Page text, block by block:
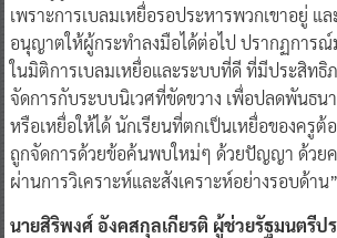
เพราะการเบลมเหยื่อรอประหารพวกเขาอยู่ แ
อนุญาตให้ผู้กระทำลงมือได้ต่อไป ปรากฏการณ์
ในมิติการเบลมเหยื่อและระบบที่ดี ที่มีประสิทธิ
จัดการกับระบบนิเวศที่ขัดขวาง เพื่อปลดพันธน
หรือเหยื่อให้ได้ นักเรียนที่ตกเป็นเหยื่อของครู
ถูกจัดการด้วยข้อค้นพบใหม่ๆ ด้วยปัญญา ด้ว
ผ่านการวิเคราะห์และสังเคราะห์อย่างรอบด้าน
นายสิริพงศ์ อังคสกุลเกียรติ ผู้ช่วยรัฐมนตรีป